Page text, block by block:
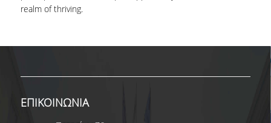
ΕΝΕΡΓΕΙΑΚΕΣ ΑΓΟΡΕΣ
ΔΙΑΤΡΙΒΕΣ ΦΟΙΤΗΤΩΝ
realm of thriving.
ΕΠΙΚΟΙΝΩΝΙΑ